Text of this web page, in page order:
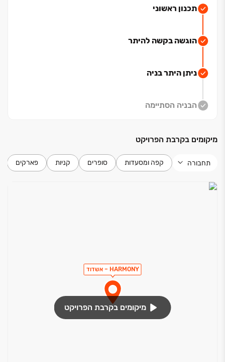
עם מפרט טכני עשיר הכולל ריצוף יוקרתי ומטבחים מעוצבים,
תכנון ראשוני
הוגשה בקשה להיתר
ניתן היתר בניה
הבניה הסתיימה
מיקומים בקרבת הפרויקט
תחבורה קפה ומסעדות סופרים קניות פארקים
HARMONY – אשדוד
מיקומים בקרבת הפרויקט